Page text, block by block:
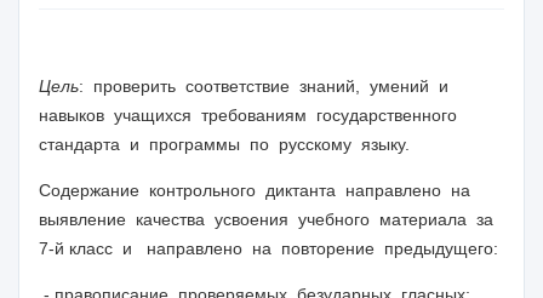
Цель: проверить соответствие знаний, умений и
навыков учащихся требованиям государственного
стандарта и программы по русскому языку.
Содержание контрольного диктанта направлено на
выявление качества усвоения учебного материала за
7-й класс и направлено на повторение предыдущего: